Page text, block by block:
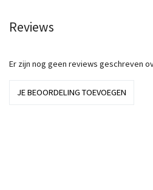
Reviews
Er zijn nog geen reviews geschreven
JE BEOORDELING TOEVOEGEN